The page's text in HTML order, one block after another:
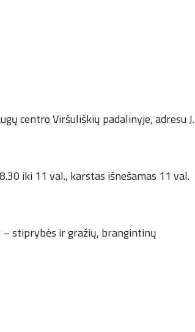
centro Viršuliškių padalinyje, adresu J.
iki 11 val., karstas išnešamas 11 val.
– stiprybės ir gražių, brangintinų